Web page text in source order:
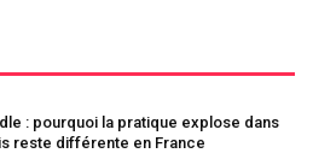
: pourquoi la pratique explose dans
reste différente en France